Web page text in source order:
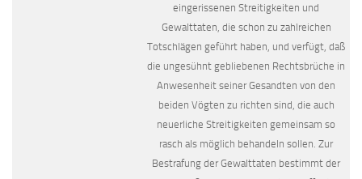
eingerissenen Streitigkeiten und
Gewalttaten, die schon zu zahlreichen
Totschlägen geführt haben, und verfügt, daß
die ungesühnt gebliebenen Rechtsbrüche in
Anwesenheit seiner Gesandten von den
beiden Vögten zu richten sind, die auch
neuerliche Streitigkeiten gemeinsam so
rasch als möglich behandeln sollen. Zur
Bestrafung der Gewalttaten bestimmt der